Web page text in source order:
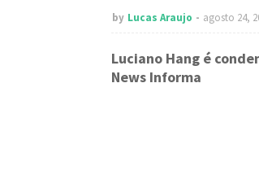
by Lucas Araujo agosto 24,
Luciano Hang é
News Informa